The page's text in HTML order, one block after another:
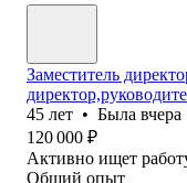
Заместитель
45 лет • Была вчера
120 000 ₽
Активно ищет
Общий опыт